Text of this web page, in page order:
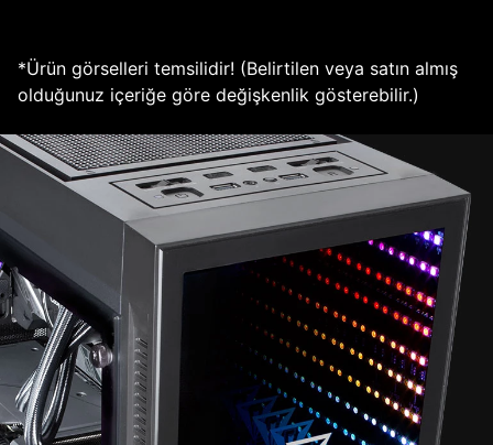
*Ürün görselleri temsilidir! (Belirtilen veya satın almış
olduğunuz içeriğe göre değişkenlik gösterebilir.)